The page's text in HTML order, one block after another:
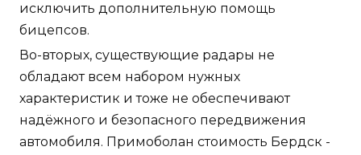
исключить дополнительную помощь
бицепсов.
Во-вторых, существующие радары не
обладают всем набором нужных
характеристик и тоже не обеспечивают
надёжного и безопасного передвижения
автомобиля. Примоболан стоимость Бердск -